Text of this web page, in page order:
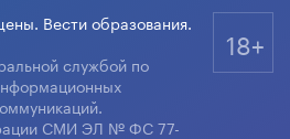
Вести образования.
службой по
СМИ ЭЛ № ФС 77-
18+